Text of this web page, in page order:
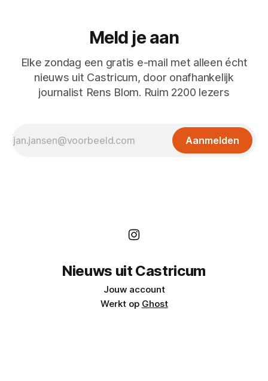
Meld je aan
Elke zondag een gratis e-mail met alleen écht
nieuws uit Castricum, door onafhankelijk
journalist Rens Blom. Ruim 2200 lezers
Aanmelden
Nieuws uit Castricum
Jouw account
Werkt op Ghost